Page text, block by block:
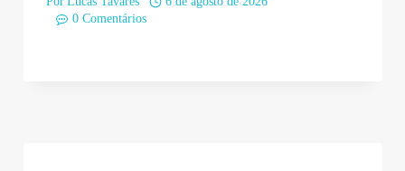
0 Comentários